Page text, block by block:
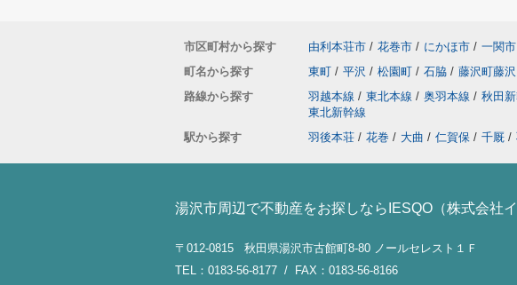
市区町村から探す 由利本荘市 / 花巻市 / にかほ市 / 一関市
町名から探す
東町 / 平沢 / 松園町 / 石脇 / 藤沢町藤沢
路線から探す
羽越本線 / 東北本線 / 奥羽本線 / 秋田
東北新幹線
駅から探す
羽後本荘 / 花巻 / 大曲 / 仁賀保 / 千厩 /
湯沢市周辺で不動産をお探しならIESQO（株式会社
〒012-0815 秋田県湯沢市古館町8-80 ノールセレスト１Ｆ
TEL：0183-56-8177 / FAX：0183-56-8166